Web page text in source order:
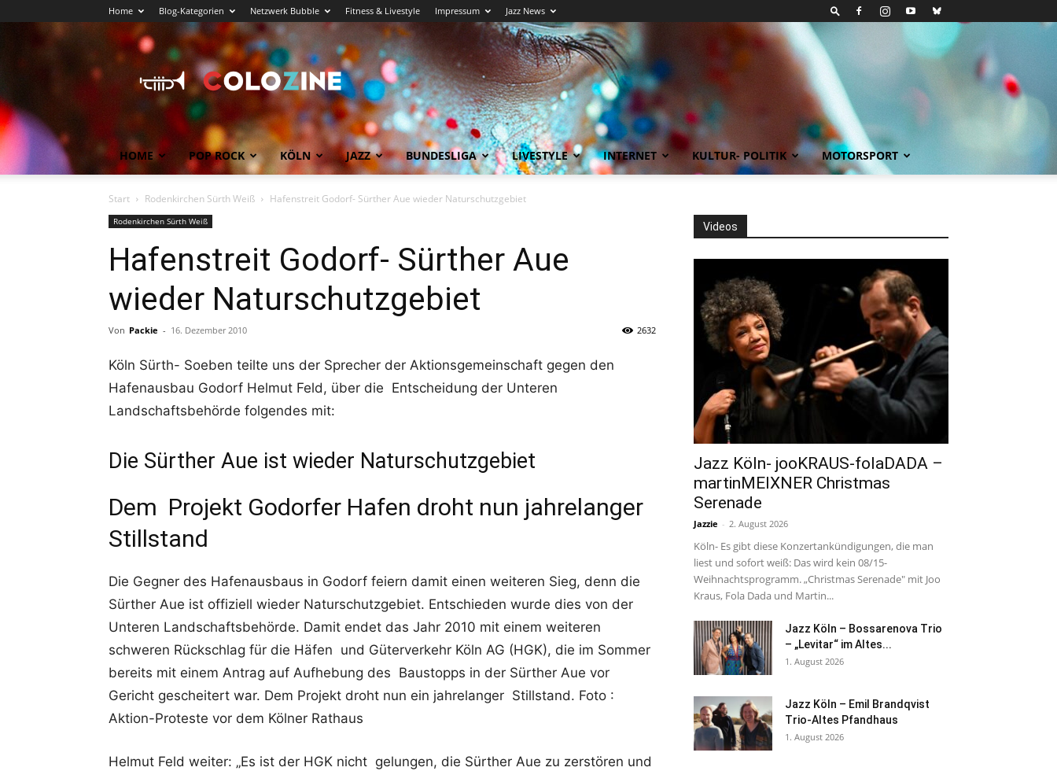
Home Blog-Kategorien Netzwerk Bubble Fitness & Livestyle Impressum Jazz News
Köln
News
COLOZINE
Magazin
HOME POP ROCK KÖLN JAZZ BUNDESLIGA LIVESTYLE INTERNET KULTUR- POLITIK MOTORSPORT
Start Rodenkirchen Sürth Weiß Hafenstreit Godorf- Sürther Aue wieder Naturschutzgebiet
Rodenkirchen Sürth Weiß
Hafenstreit Godorf- Sürther Aue
wieder Naturschutzgebiet
Von Packie - 16. Dezember 2010 2632
Köln Sürth- Soeben teilte uns der Sprecher der Aktionsgemeinschaft gegen den
Hafenausbau Godorf Helmut Feld, über die Entscheidung der Unteren
Landschaftsbehörde folgendes mit:
Die Sürther Aue ist wieder Naturschutzgebiet
Dem Projekt Godorfer Hafen droht nun jahrelanger
Stillstand
Die Gegner des Hafenausbaus in Godorf feiern damit einen weiteren Sieg, denn die
Sürther Aue ist offiziell wieder Naturschutzgebiet. Entschieden wurde dies von der
Unteren Landschaftsbehörde. Damit endet das Jahr 2010 mit einem weiteren
schweren Rückschlag für die Häfen und Güterverkehr Köln AG (HGK), die im Sommer
bereits mit einem Antrag auf Aufhebung des Baustopps in der Sürther Aue vor
Gericht gescheitert war. Dem Projekt droht nun ein jahrelanger Stillstand. Foto :
Aktion-Proteste vor dem Kölner Rathaus
Helmut Feld weiter: „Es ist der HGK nicht gelungen, die Sürther Aue zu zerstören und
Videos
Jazz Köln- jooKRAUS-folaDADA –
martinMEIXNER Christmas
Serenade
Jazzie - 2. August 2026
Köln- Es gibt diese Konzertankündigungen, die man
liest und sofort weiß: Das wird kein 08/15-
Weihnachtsprogramm. „Christmas Serenade" mit Joo
Kraus, Fola Dada und Martin...
Jazz Köln – Bossarenova Trio
– „Levitar“ im Altes...
1. August 2026
Jazz Köln – Emil Brandqvist
Trio-Altes Pfandhaus
1. August 2026